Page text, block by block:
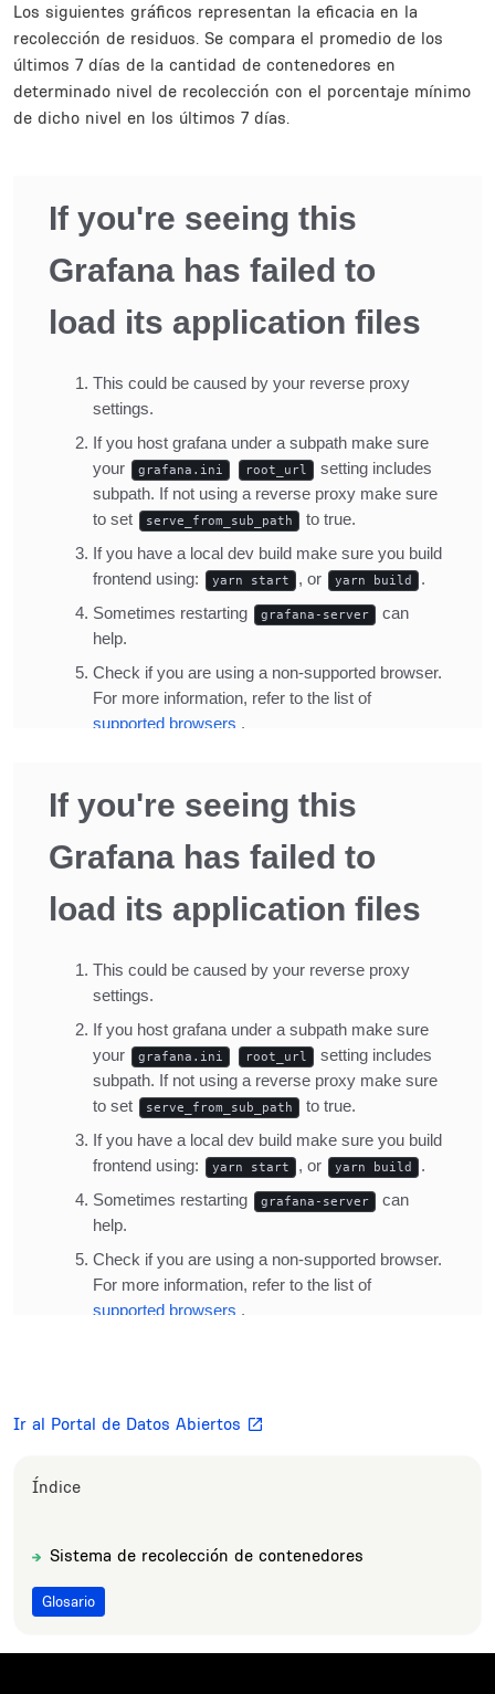
Los siguientes gráficos representan la eficacia en la
recolección de residuos. Se compara el promedio de los
últimos 7 días de la cantidad de contenedores en
determinado nivel de recolección con el porcentaje mínimo
de dicho nivel en los últimos 7 días.
Ir al Portal de Datos Abiertos
Índice
Sections
TitleSistema de recolección de contenedores
Glosario